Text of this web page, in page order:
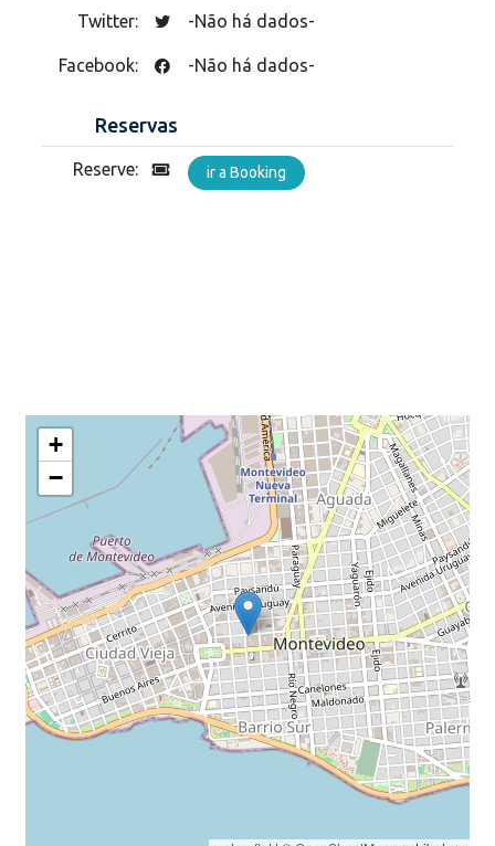
Twitter: -Não há dados-
Facebook: -Não há dados-
Reservas
Reserve: ir a Booking
+
−